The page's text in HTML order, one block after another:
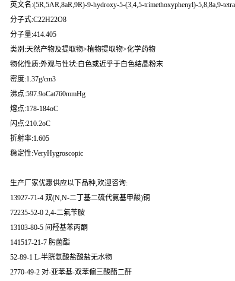
英文名:(5R,5AR,8aR,9R)-9-hydroxy-5-(3,4,5-trimethoxyphenyl)-5,8,8a,9-
分子式:C22H22O8
分子量:414.405
类别:天然产物及提取物>植物提取物>化学药物
物化性质:外观与性状:白色或近乎于白色结晶粉末
密度:1.37g/cm3
沸点:597.9oCat760mmHg
熔点:178-184oC
闪点:210.2oC
折射率:1.605
稳定性:VeryHygroscopic
生产厂家优惠供应以下品种,欢迎咨询:
13927-71-4 双(N,N-二丁基二硫代氨基甲酸)铜
72235-52-0 2,4-二氟苄胺
13103-80-5 间羟基苯丙酮
141517-21-7 肟菌酯
52-89-1 L-半胱氨酸盐酸盐无水物
2770-49-2 对-亚苯基-双苯偏三酸酯二酐